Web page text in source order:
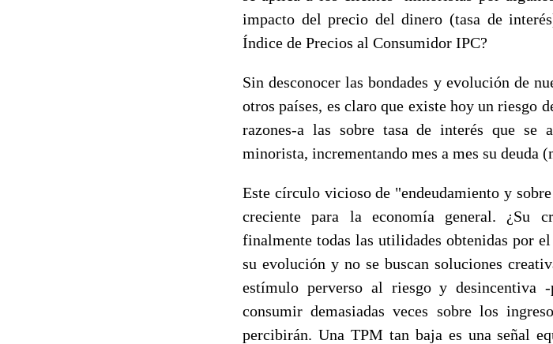
impacto del precio del dinero (tasa de
Índice de Precios al Consumidor IPC?
Sin desconocer las bondades y evolución de
otros países, es claro que existe hoy un riesgo
razones-a las sobre tasa de interés que
minorista, incrementando mes a mes su deuda
Este círculo vicioso de "endeudamiento y
creciente para la economía general. ¿Su
finalmente todas las utilidades obtenidas por
su evolución y no se buscan soluciones
estímulo perverso al riesgo y
consumir demasiadas veces sobre los
percibirán. Una TPM tan baja es una señal